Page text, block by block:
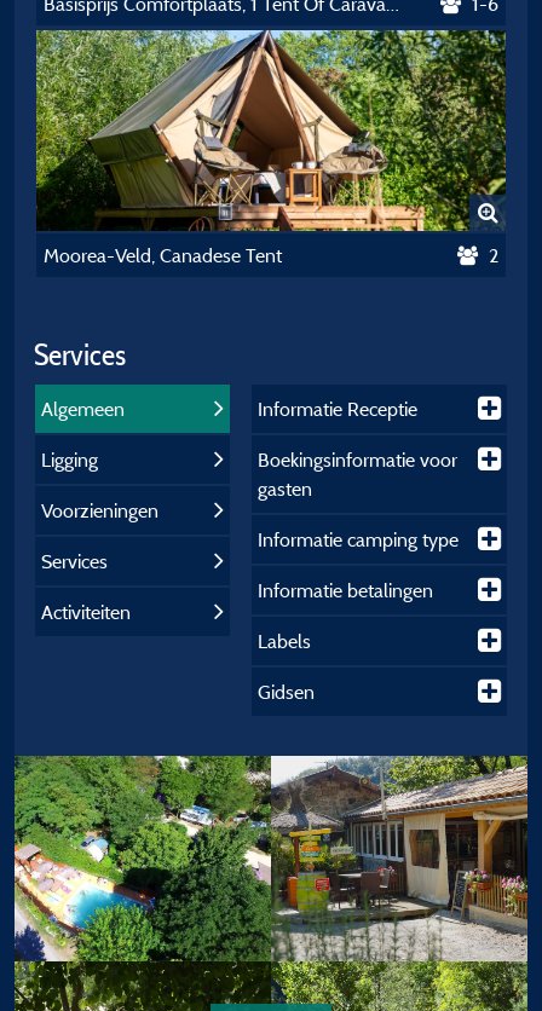
Moorea-Veld, Canadese Tent 2
Services
Algemeen
Ligging
Voorzieningen
Services
Activiteiten
Informatie Receptie
Boekingsinformatie voor
gasten
Informatie camping type
Informatie betalingen
Labels
Gidsen